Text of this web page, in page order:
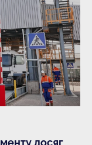
досяг